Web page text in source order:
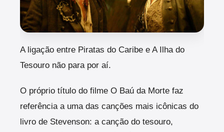
A ligação entre Piratas do Caribe e A Ilha do
Tesouro não para por aí.
O próprio título do filme O Baú da Morte faz
referência a uma das canções mais icônicas do
livro de Stevenson: a canção do tesouro,